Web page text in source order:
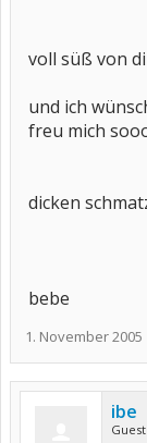
voll süß von
und ich
freu mich
dicken
bebe
1. November 2005
ibe
Guest